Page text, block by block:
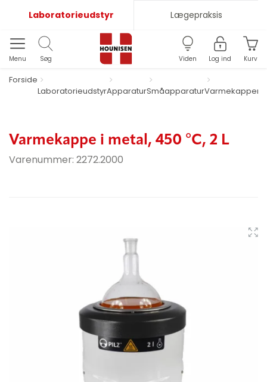
Laboratorieudstyr Lægepraksis
Menu Søg Viden Log ind Kurv
Forside
LaboratorieudstyrApparaturSmåapparaturVarmekapper
Varmekappe i metal, 450 °C, 2 L
Varenummer: 2272.2000